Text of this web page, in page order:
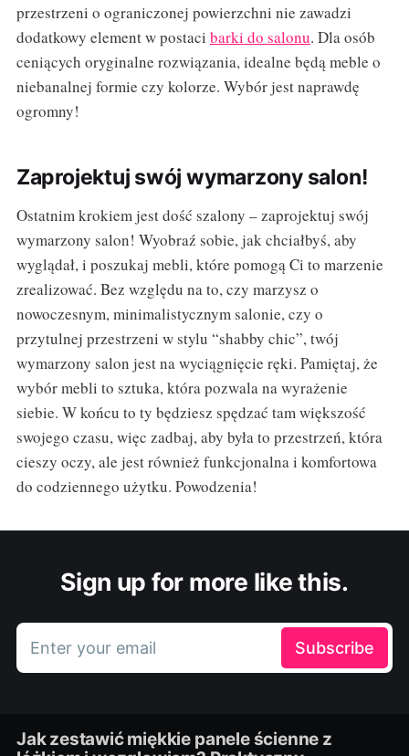
przestrzeni o ograniczonej powierzchni nie zawadzi
dodatkowy element w postaci barki do salonu. Dla osób
ceniących oryginalne rozwiązania, idealne będą meble o
niebanalnej formie czy kolorze. Wybór jest naprawdę
ogromny!
Zaprojektuj swój wymarzony salon!
Ostatnim krokiem jest dość szalony – zaprojektuj swój
wymarzony salon! Wyobraź sobie, jak chciałbyś, aby
wyglądał, i poszukaj mebli, które pomogą Ci to marzenie
zrealizować. Bez względu na to, czy marzysz o
nowoczesnym, minimalistycznym salonie, czy o
przytulnej przestrzeni w stylu “shabby chic”, twój
wymarzony salon jest na wyciągnięcie ręki. Pamiętaj, że
wybór mebli to sztuka, która pozwala na wyrażenie
siebie. W końcu to ty będziesz spędzać tam większość
swojego czasu, więc zadbaj, aby była to przestrzeń, która
cieszy oczy, ale jest również funkcjonalna i komfortowa
do codziennego użytku. Powodzenia!
Sign up for more like this.
Enter your email Subscribe
Jak zestawić miękkie panele ścienne z